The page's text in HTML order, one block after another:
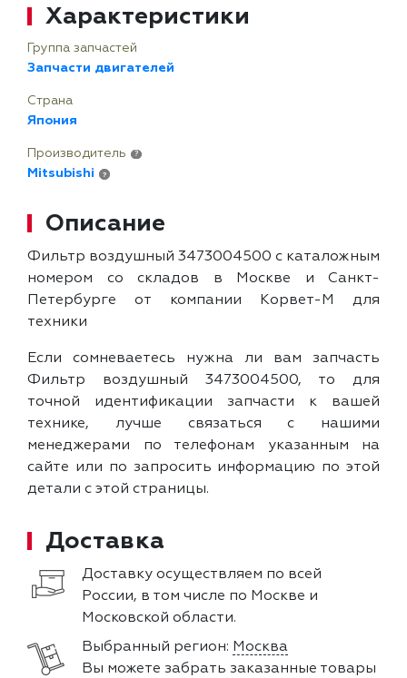
Характеристики
Группа запчастей
Запчасти двигателей
Страна
Япония
Производитель ?
Mitsubishi ?
Описание
Фильтр воздушный 3473004500 с каталожным
номером со складов в Москве и Санкт-
Петербурге от компании Корвет-М для
техники
Если сомневаетесь нужна ли вам запчасть
Фильтр воздушный 3473004500, то для
точной идентификации запчасти к вашей
технике, лучше связаться с нашими
менеджерами по телефонам указанным на
сайте или по запросить информацию по этой
детали с этой страницы.
Доставка
Доставку осуществляем по всей
России, в том числе по Москве и
Московской области.
Выбранный регион: Москва
Вы можете забрать заказанные товары